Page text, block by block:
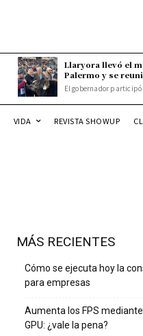
Llaryora llevó el
Palermo y se
El gobernador participó
VIDA REVISTA SHOWUP
MÁS RECIENTES
Cómo se ejecuta hoy la
para empresas
Aumenta los FPS
GPU: ¿vale la pena?